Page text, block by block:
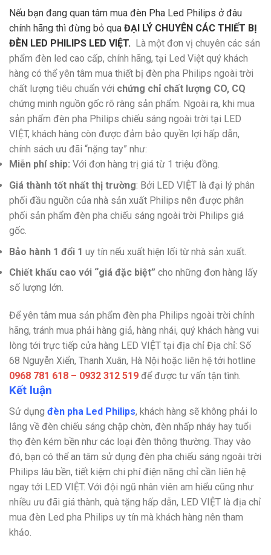
Nếu bạn đang quan tâm mua đèn Pha Led Philips ở đâu
chính hãng thì đừng bỏ qua ĐẠI LÝ CHUYÊN CÁC THIẾT BỊ
ĐÈN LED PHILIPS LED VIỆT. Là một đơn vị chuyên các sản
phẩm đèn led cao cấp, chính hãng, tại Led Việt quý khách
hàng có thể yên tâm mua thiết bị đèn pha Philips ngoài trời
chất lượng tiêu chuẩn với chứng chỉ chất lượng CO, CQ
chứng minh nguồn gốc rõ ràng sản phẩm. Ngoài ra, khi mua
sản phẩm đèn pha Philips chiếu sáng ngoài trời tại LED
VIỆT, khách hàng còn được đảm bảo quyền lợi hấp dẫn,
chính sách ưu đãi “nặng tay” như:
Miễn phí ship: Với đơn hàng trị giá từ 1 triệu đồng.
Giá thành tốt nhất thị trường: Bởi LED VIỆT là đại lý phân
phối đầu nguồn của nhà sản xuất Philips nên được phân
phối sản phẩm đèn pha chiếu sáng ngoài trời Philips giá
gốc.
Bảo hành 1 đổi 1 uy tín nếu xuất hiện lối từ nhà sản xuất.
Chiết khấu cao với “giá đặc biệt” cho những đơn hàng lấy
số lượng lớn.
Để yên tâm mua sản phẩm đèn pha Philips ngoài trời chính
hãng, tránh mua phải hàng giả, hàng nhái, quý khách hàng vui
lòng tới trực tiếp cửa hàng LED VIỆT tại địa chỉ Địa chỉ: Số
68 Nguyễn Xiển, Thanh Xuân, Hà Nội hoặc liên hệ tới hotline
0968 781 618 – 0932 312 519 để được tư vấn tận tình.
Kết luận
Sử dụng đèn pha Led Philips, khách hàng sẽ không phải lo
lắng về đèn chiếu sáng chập chờn, đèn nhấp nháy hay tuổi
thọ đèn kém bền như các loại đèn thông thường. Thay vào
đó, bạn có thể an tâm sử dụng đèn pha chiếu sáng ngoài trời
Philips lâu bền, tiết kiệm chi phí điện năng chỉ cần liên hệ
ngay tới LED VIỆT. Với đội ngũ nhân viên am hiểu cũng như
nhiều ưu đãi giá thành, quà tặng hấp dẫn, LED VIỆT là địa chỉ
mua đèn Led pha Philips uy tín mà khách hàng nên tham
khảo.